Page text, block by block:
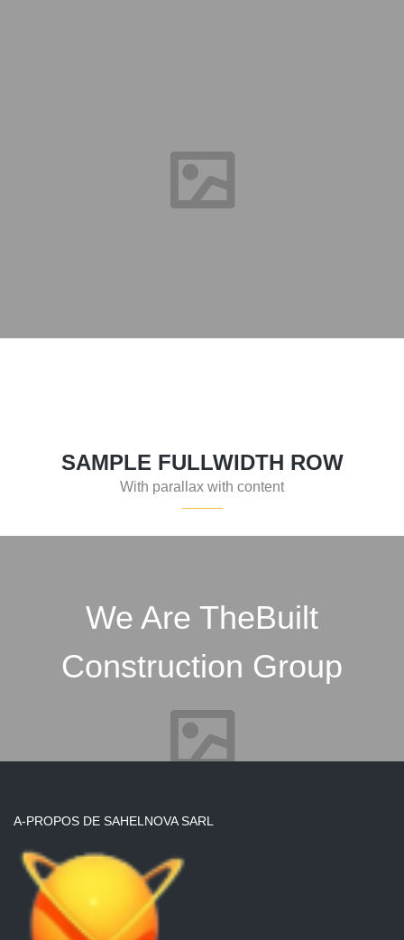
SAMPLE FULLWIDTH ROW
With parallax with content
We Are TheBuilt
Construction Group
A-PROPOS DE SAHELNOVA SARL